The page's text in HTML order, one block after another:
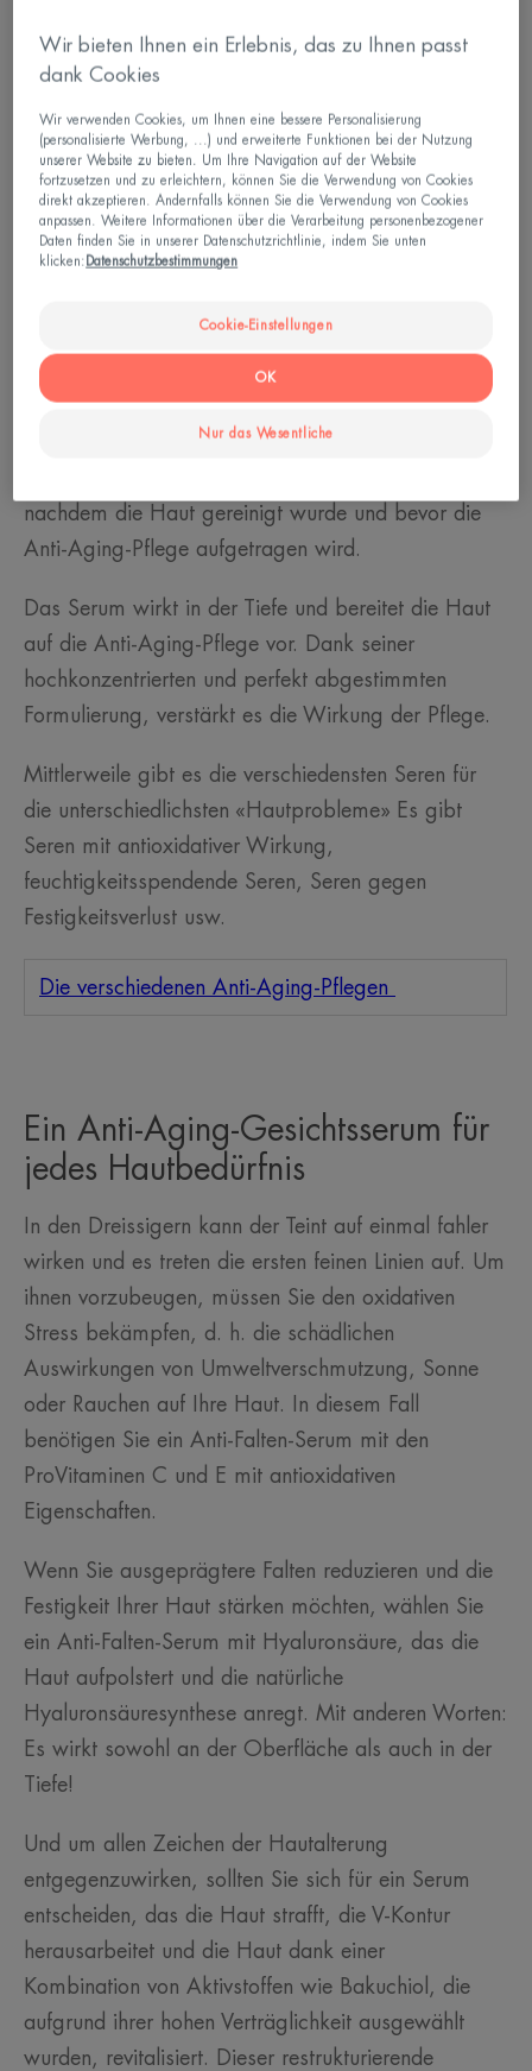
Welche Rolle spielt ein Anti-
Aging-Serum?
Die Textur eines Serums ist flüssiger als die einer
Tages- oder Nachtcreme; es wird mit einer
nachdem die Haut gereinigt wurde und bevor die
Anti-Aging-Pflege aufgetragen wird.
Das Serum wirkt in der Tiefe und bereitet die Haut
auf die Anti-Aging-Pflege vor. Dank seiner
hochkonzentrierten und perfekt abgestimmten
Formulierung, verstärkt es die Wirkung der Pflege.
Mittlerweile gibt es die verschiedensten Seren für
die unterschiedlichsten «Hautprobleme» Es gibt
Seren mit antioxidativer Wirkung,
feuchtigkeitsspendende Seren, Seren gegen
Festigkeitsverlust usw.
Die verschiedenen Anti-Aging-Pflegen
Ein Anti-Aging-Gesichtsserum für
jedes Hautbedürfnis
In den Dreissigern kann der Teint auf einmal fahler
wirken und es treten die ersten feinen Linien auf. Um
ihnen vorzubeugen, müssen Sie den oxidativen
Stress bekämpfen, d. h. die schädlichen
Auswirkungen von Umweltverschmutzung, Sonne
oder Rauchen auf Ihre Haut. In diesem Fall
benötigen Sie ein Anti-Falten-Serum mit den
ProVitaminen C und E mit antioxidativen
Eigenschaften.
Wenn Sie ausgeprägtere Falten reduzieren und die
Festigkeit Ihrer Haut stärken möchten, wählen Sie
ein Anti-Falten-Serum mit Hyaluronsäure, das die
Haut aufpolstert und die natürliche
Hyaluronsäuresynthese anregt. Mit anderen Worten:
Es wirkt sowohl an der Oberfläche als auch in der
Tiefe!
Und um allen Zeichen der Hautalterung
entgegenzuwirken, sollten Sie sich für ein Serum
entscheiden, das die Haut strafft, die V-Kontur
herausarbeitet und die Haut dank einer
Kombination von Aktivstoffen wie Bakuchiol, die
aufgrund ihrer hohen Verträglichkeit ausgewählt
wurden, revitalisiert. Dieser restrukturierende
Wir bieten Ihnen ein Erlebnis, das zu Ihnen passt
dank Cookies
Wir verwenden Cookies, um Ihnen eine bessere Personalisierung
(personalisierte Werbung, ...) und erweiterte Funktionen bei der Nutzung
unserer Website zu bieten. Um Ihre Navigation auf der Website
fortzusetzen und zu erleichtern, können Sie die Verwendung von Cookies
direkt akzeptieren. Andernfalls können Sie die Verwendung von Cookies
anpassen. Weitere Informationen über die Verarbeitung personenbezogener
Daten finden Sie in unserer Datenschutzrichtlinie, indem Sie unten
klicken: Datenschutzbestimmungen
Cookie-Einstellungen
Nur das Wesentliche
OK